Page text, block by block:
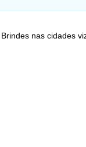
nas cidades